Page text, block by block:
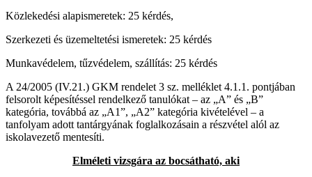
Közlekedési alapismeretek: 25 kérdés,
Szerkezeti és üzemeltetési ismeretek: 25 kérdés
Munkavédelem, tűzvédelem, szállítás: 25 kérdés
A 24/2005 (IV.21.) GKM rendelet 3 sz. melléklet 4.1.1. pontjában
felsorolt képesítéssel rendelkező tanulókat – az „A” és „B”
kategória, továbbá az „A1”, „A2” kategória kivételével – a
tanfolyam adott tantárgyának foglalkozásain a részvétel alól az
iskolavezető mentesíti.
Elméleti vizsgára az bocsátható, aki